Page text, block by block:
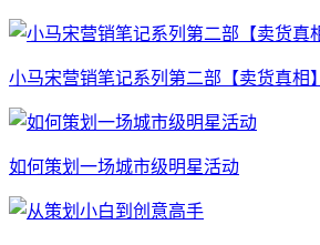
小马宋营销笔记系列第二部【卖货真相】
如何策划一场城市级明星活动